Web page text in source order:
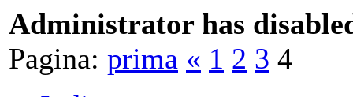
Administrator has
Pagina: prima « 1 2 3 4